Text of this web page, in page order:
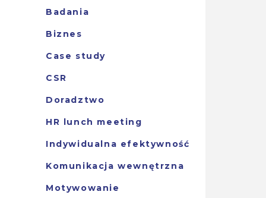
Badania
Biznes
Case study
CSR
Doradztwo
HR lunch meeting
Indywidualna efektywność
Komunikacja wewnętrzna
Motywowanie